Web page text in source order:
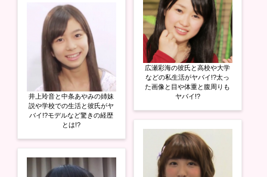
井上玲音と中条あやみの姉妹
説や学校での生活と彼氏がヤ
バイ!?モデルなど驚きの経歴
とは!?
広瀬彩海の彼氏と高校や大学
などの私生活がヤバイ!?太っ
た画像と目や体重と腹周りも
ヤバイ!?